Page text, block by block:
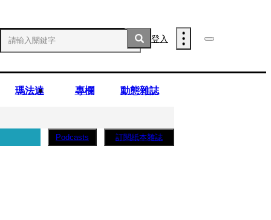
登入
瑪法達 專欄 動態雜誌
Podcasts 訂閱紙本雜誌